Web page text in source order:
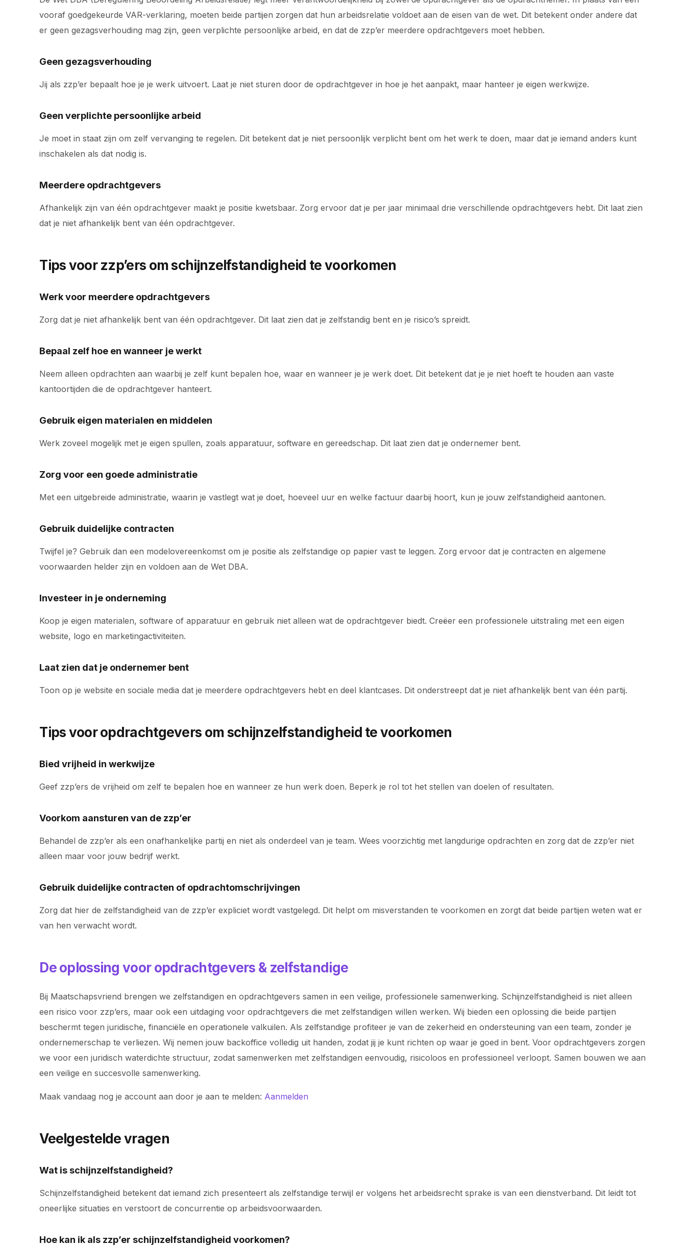
vooraf goedgekeurde VAR-verklaring, moeten beide partijen zorgen dat hun arbeidsrelatie voldoet aan de eisen van de wet. Dit betekent onder andere dat
er geen gezagsverhouding mag zijn, geen verplichte persoonlijke arbeid, en dat de zzp’er meerdere opdrachtgevers moet hebben.
Geen gezagsverhouding
Jij als zzp’er bepaalt hoe je je werk uitvoert. Laat je niet sturen door de opdrachtgever in hoe je het aanpakt, maar hanteer je eigen werkwijze.
Geen verplichte persoonlijke arbeid
Je moet in staat zijn om zelf vervanging te regelen. Dit betekent dat je niet persoonlijk verplicht bent om het werk te doen, maar dat je iemand anders kunt
inschakelen als dat nodig is.
Meerdere opdrachtgevers
Afhankelijk zijn van één opdrachtgever maakt je positie kwetsbaar. Zorg ervoor dat je per jaar minimaal drie verschillende opdrachtgevers hebt. Dit laat zien
dat je niet afhankelijk bent van één opdrachtgever.
Tips voor zzp’ers om schijnzelfstandigheid te voorkomen
Werk voor meerdere opdrachtgevers
Zorg dat je niet afhankelijk bent van één opdrachtgever. Dit laat zien dat je zelfstandig bent en je risico’s spreidt.
Bepaal zelf hoe en wanneer je werkt
Neem alleen opdrachten aan waarbij je zelf kunt bepalen hoe, waar en wanneer je je werk doet. Dit betekent dat je je niet hoeft te houden aan vaste
kantoortijden die de opdrachtgever hanteert.
Gebruik eigen materialen en middelen
Werk zoveel mogelijk met je eigen spullen, zoals apparatuur, software en gereedschap. Dit laat zien dat je ondernemer bent.
Zorg voor een goede administratie
Met een uitgebreide administratie, waarin je vastlegt wat je doet, hoeveel uur en welke factuur daarbij hoort, kun je jouw zelfstandigheid aantonen.
Gebruik duidelijke contracten
Twijfel je? Gebruik dan een modelovereenkomst om je positie als zelfstandige op papier vast te leggen. Zorg ervoor dat je contracten en algemene
voorwaarden helder zijn en voldoen aan de Wet DBA.
Investeer in je onderneming
Koop je eigen materialen, software of apparatuur en gebruik niet alleen wat de opdrachtgever biedt. Creëer een professionele uitstraling met een eigen
website, logo en marketingactiviteiten.
Laat zien dat je ondernemer bent
Toon op je website en sociale media dat je meerdere opdrachtgevers hebt en deel klantcases. Dit onderstreept dat je niet afhankelijk bent van één partij.
Tips voor opdrachtgevers om schijnzelfstandigheid te voorkomen
Bied vrijheid in werkwijze
Geef zzp’ers de vrijheid om zelf te bepalen hoe en wanneer ze hun werk doen. Beperk je rol tot het stellen van doelen of resultaten.
Voorkom aansturen van de zzp’er
Behandel de zzp’er als een onafhankelijke partij en niet als onderdeel van je team. Wees voorzichtig met langdurige opdrachten en zorg dat de zzp’er niet
alleen maar voor jouw bedrijf werkt.
Gebruik duidelijke contracten of opdrachtomschrijvingen
Zorg dat hier de zelfstandigheid van de zzp’er expliciet wordt vastgelegd. Dit helpt om misverstanden te voorkomen en zorgt dat beide partijen weten wat er
van hen verwacht wordt.
De oplossing voor opdrachtgevers & zelfstandige
Bij Maatschapsvriend brengen we zelfstandigen en opdrachtgevers samen in een veilige, professionele samenwerking. Schijnzelfstandigheid is niet alleen
een risico voor zzp’ers, maar ook een uitdaging voor opdrachtgevers die met zelfstandigen willen werken. Wij bieden een oplossing die beide partijen
beschermt tegen juridische, financiële en operationele valkuilen. Als zelfstandige profiteer je van de zekerheid en ondersteuning van een team, zonder je
ondernemerschap te verliezen. Wij nemen jouw backoffice volledig uit handen, zodat jij je kunt richten op waar je goed in bent. Voor opdrachtgevers zorgen
we voor een juridisch waterdichte structuur, zodat samenwerken met zelfstandigen eenvoudig, risicoloos en professioneel verloopt. Samen bouwen we aan
een veilige en succesvolle samenwerking.
Maak vandaag nog je account aan door je aan te melden: Aanmelden
Veelgestelde vragen
Wat is schijnzelfstandigheid?
Schijnzelfstandigheid betekent dat iemand zich presenteert als zelfstandige terwijl er volgens het arbeidsrecht sprake is van een dienstverband. Dit leidt tot
oneerlijke situaties en verstoort de concurrentie op arbeidsvoorwaarden.
Hoe kan ik als zzp’er schijnzelfstandigheid voorkomen?